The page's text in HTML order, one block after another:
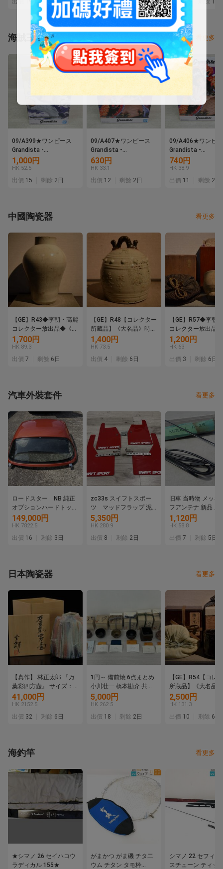
出價 剩餘7 時
(SR) ★
出價16 剩餘 5日 出價13 剩餘
海賊王 看更多
09/A399★ワンピース
Grandista -
MONKEY.D.LUFFY
GEAR5-Ⅲ モンキー・
D・ルフィ ギア5★フィ
1,000円
HK 52.5
出價 15 剩餘 2日
09/A407★ワンピース
Grandista -
MARSHALL.D.TEACH-
マーシャル・D・ティー
チ★黒ひげ★フィギュア
630円
HK 33.1
出價 12 剩餘 2日
09/A406★ワンピ
Grandista -
マーシャル・D・テ
チ★黒ひげ★フィ
740円
HK 38.9
出價 11 剩餘 2日
中國陶瓷器 看更多
【GE】R43◆李朝・高麗
コレクター放出品◆《大
名品》時代 李朝白磁壺/
中国美術 中国古玩 朝鮮
韓国 壷 骨董品 時代品 美
1,700円
HK 89.3
出價 7 剩餘 6日
【GE】R48【コレクター
所蔵品】《大名品》時代
陶釣鐘/中国美術 中国古
玩 朝鮮 韓国 陶器 釣鐘
鈴 骨董品 時代品 美術品
1,400円
HK 73.5
出價 4 剩餘 6日
【GE】R57◆李朝
コレクター放出品
名品》時代 熊川茶
国美術 中国古玩 朝
国 茶道具 骨董品 時
1,200円
HK 63
出價 3 剩餘 6日
汽車外裝套件 看更多
ロードスター NB 純正
オプションハードトッ
プ 熱線あり、純正カプ
ラー マツダ
149,000円
HK 7822.5
出價 16 剩餘 3日
zc33s スイフトスポー
ツ マッドフラップ 泥
除け
5,350円
HK 280.9
出價 8 剩餘 2日
旧車 当時物 メッキ
フアンテナ 新品 ス
フロンテ クーペ
LC10W セルボ
すゞ ベレット GT
1,120円
HK 58.8
出價 7 剩餘 5日
日本陶瓷器 看更多
【真作】 林正太郎 『万
葉彩四方壺』 サイズ：
約23×18cm 共箱/共
布 栞 陶磁器 花器
34260704-6
41,000円
HK 2152.5
出價 32 剩餘 6日
1円～ 備前焼 6点まとめ
小川壮一 橋本勘介 共箱
共布 栞付き ぐい呑み 酒
盃 酒杯 酒器 花入 花器
陶器 陶芸 工芸品 骨董 木
5,000円
HK 262.5
出價 18 剩餘 2日
【GE】R54【コレ
所蔵品】《大名品
瀬戸黒茶碗/日本美
濃焼 茶道具 骨董品
品 美術品 古美術品
2,500円
HK 131.3
出價 10 剩餘 6日
海釣竿 看更多
★シマノ 26 セイハコウ
ラディカル 155★
がまかつ がま磯 チタ二
ウム チタン タモ枠
シマノ 22 セフィア
スチューン ティッ